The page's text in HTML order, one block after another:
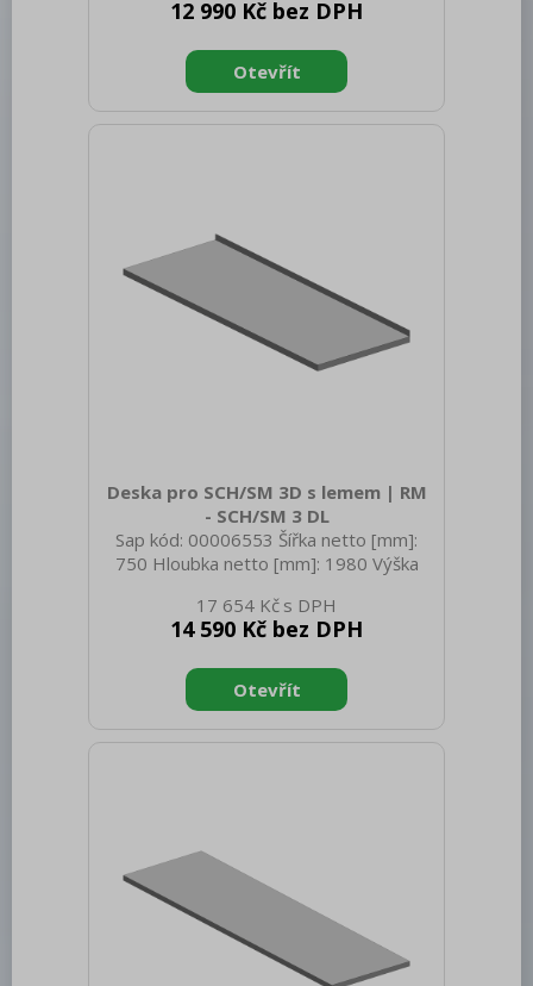
Hloubka brutto [mm]: 1980 Výška brutto
12 990 Kč bez DPH
Deska pro SCH/SM 3D s lemem | RM
- SCH/SM 3 DL
Sap kód: 00006553 Šířka netto [mm]:
750 Hloubka netto [mm]: 1980 Výška
24.00 Šířka brutto [mm]: 750 Hloubka
brutto [mm]: 1980 Výška brutto [mm]:
Doplňující informace: Dřez-sink-couler-
Waschbecken (300x400x165 mm)
17 654 Kč
14 590 Kč bez DPH